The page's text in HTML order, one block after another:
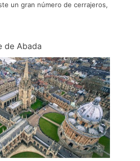
un gran número de cerrajeros,
de Abada